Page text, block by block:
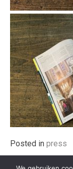
Posted in press